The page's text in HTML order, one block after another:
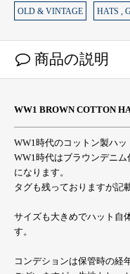
OLD & VINTAGE HATS ,
商品の説明
WW1 BROWN COTTON
WW1時代のコットン製ハッ
WW1時代はブラウンデニ
になります。
タグも残っておりますが記
サイズも大きめでハット自
す。
コンデションは保管時の経